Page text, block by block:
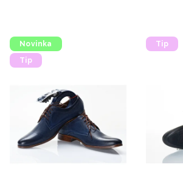
Novinka
Tip
Tip